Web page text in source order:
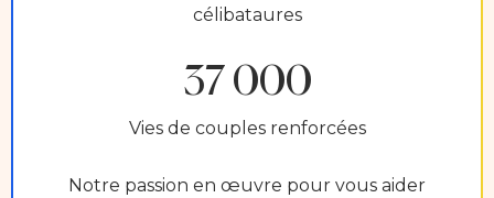
célibataures
37 000
Vies de couples renforcées
Notre passion en œuvre pour vous aider